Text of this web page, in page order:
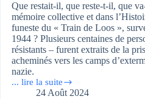
Que restait-il, que reste-t-il, que
mémoire collective et dans
funeste du « Train de Loos »,
1944 ? Plusieurs centaines de
résistants – furent extraits de la
acheminés vers les camps
nazie.
... lire la suite
Mémoire(s)
24 Août 2024